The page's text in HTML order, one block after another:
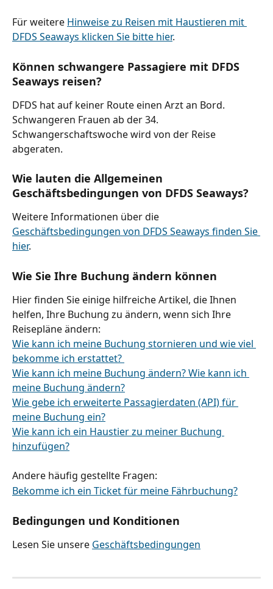
Für weitere Hinweise zu Reisen mit Haustieren mit
DFDS Seaways klicken Sie bitte hier.
Können schwangere Passagiere mit DFDS
Seaways reisen?
DFDS hat auf keiner Route einen Arzt an Bord.
Schwangeren Frauen ab der 34.
Schwangerschaftswoche wird von der Reise
abgeraten.
Wie lauten die Allgemeinen
Geschäftsbedingungen von DFDS Seaways?
Weitere Informationen über die
Geschäftsbedingungen von DFDS Seaways finden Sie
hier.
Wie Sie Ihre Buchung ändern können
Hier finden Sie einige hilfreiche Artikel, die Ihnen
helfen, Ihre Buchung zu ändern, wenn sich Ihre
Reisepläne ändern:
Wie kann ich meine Buchung stornieren und wie viel
bekomme ich erstattet?
Wie kann ich meine Buchung ändern? Wie kann ich
meine Buchung ändern?
Wie gebe ich erweiterte Passagierdaten (API) für
meine Buchung ein?
Wie kann ich ein Haustier zu meiner Buchung
hinzufügen?
Andere häufig gestellte Fragen:
Bekomme ich ein Ticket für meine Fährbuchung?
Bedingungen und Konditionen
Lesen Sie unsere Geschäftsbedingungen